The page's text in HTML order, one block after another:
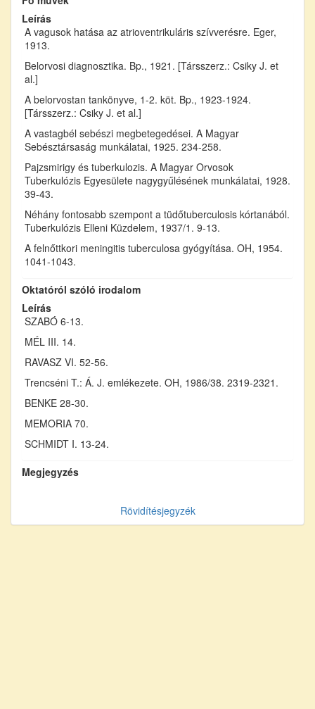
Leírás
A vagusok hatása az atrioventrikuláris szívverésre. Eger,
1913.
Belorvosi diagnosztika. Bp., 1921. [Társszerz.: Csiky J. et
al.]
A belorvostan tankönyve, 1-2. köt. Bp., 1923-1924.
[Társszerz.: Csiky J. et al.]
A vastagbél sebészi megbetegedései. A Magyar
Sebésztársaság munkálatai, 1925. 234-258.
Pajzsmirigy és tuberkulozis. A Magyar Orvosok
Tuberkulózis Egyesülete nagygyűlésének munkálatai, 1928.
39-43.
Néhány fontosabb szempont a tüdőtuberculosis kórtanából.
Tuberkulózis Elleni Küzdelem, 1937/1. 9-13.
A felnőttkori meningitis tuberculosa gyógyítása. OH, 1954.
1041-1043.
Oktatóról szóló irodalom
Leírás
SZABÓ 6-13.
MÉL III. 14.
RAVASZ VI. 52-56.
Trencséni T.: Á. J. emlékezete. OH, 1986/38. 2319-2321.
BENKE 28-30.
MEMORIA 70.
SCHMIDT I. 13-24.
Megjegyzés
Rövidítésjegyzék